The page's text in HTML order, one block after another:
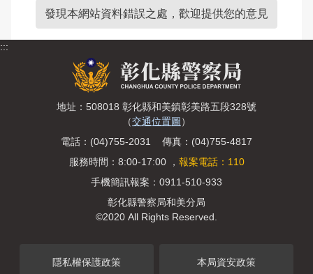
發現本網站資料錯誤之處，歡迎提供您的意見
:::
地址：508018 彰化縣和美鎮彰美路五段328號
（交通位置圖 ）
電話：(04)755-2031 傳真：(04)755-4817
服務時間：8:00-17:00 ， 報案電話：110
手機簡訊報案：0911-510-933
彰化縣警察局和美分局
©2020 All Rights Reserved.
隱私權保護政策 本局資安政策